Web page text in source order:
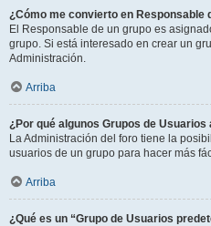
¿Cómo me convierto en Responsable
El Responsable de un grupo es
grupo. Si está interesado en crear un
Administración.
Arriba
¿Por qué algunos Grupos de
La Administración del foro tiene la
usuarios de un grupo para hacer más
Arriba
¿Qué es un “Grupo de Usuarios